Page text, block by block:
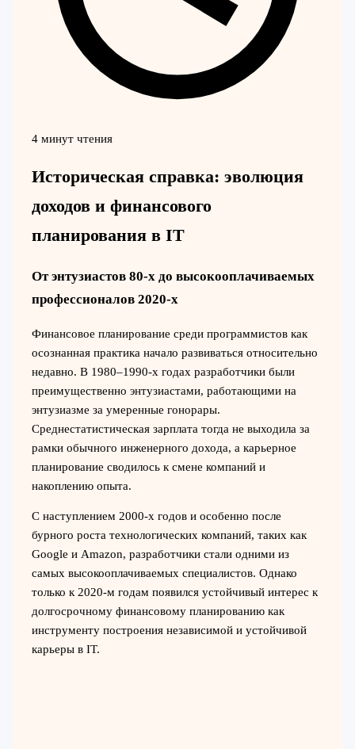
4 минут чтения
Историческая справка: эволюция
доходов и финансового
планирования в IT
От энтузиастов 80-х до высокооплачиваемых
профессионалов 2020-х
Финансовое планирование среди программистов как
осознанная практика начало развиваться относительно
недавно. В 1980–1990-х годах разработчики были
преимущественно энтузиастами, работающими на
энтузиазме за умеренные гонорары.
Среднестатистическая зарплата тогда не выходила за
рамки обычного инженерного дохода, а карьерное
планирование сводилось к смене компаний и
накоплению опыта.
С наступлением 2000-х годов и особенно после
бурного роста технологических компаний, таких как
Google и Amazon, разработчики стали одними из
самых высокооплачиваемых специалистов. Однако
только к 2020-м годам появился устойчивый интерес к
долгосрочному финансовому планированию как
инструменту построения независимой и устойчивой
карьеры в IT.